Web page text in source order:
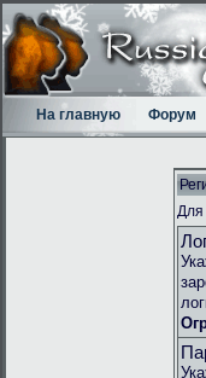
На главную Форум
Для